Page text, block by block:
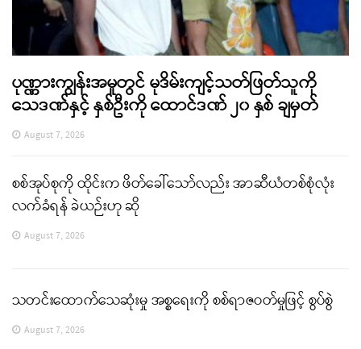
ပုဏ္ဏားကျွန်းအမှုတွင် မုဒိမ်းကျင့်သတ်ဖြတ်သူကို
သေဒဏ်နှင့် နှစ်ဦးကို ထောင်ဒဏ် ၂၀ နှစ် ချမှတ်
August 7, 2026
စစ်အုပ်စုကို ထိုင်းက ဖိတ်ခေါ်သော်လည်း အာဆီယံတစ်စုံလုံး
လက်ခံရန် ခဲယဉ်းဟု ဆို
August 7, 2026
သတင်းထောက်သေဆုံးမှု အစ္စရေးကို စစ်ရာဇဝတ်မှုဖြင့် စွပ်စွဲ
August 7, 2026